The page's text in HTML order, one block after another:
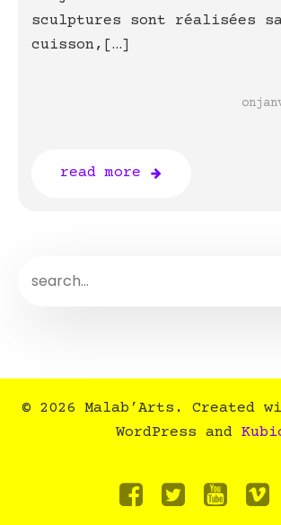
sculptures sont réalisées
cuisson,[…]
on
read more
© 2026 Malab’Arts. Created
WordPress and